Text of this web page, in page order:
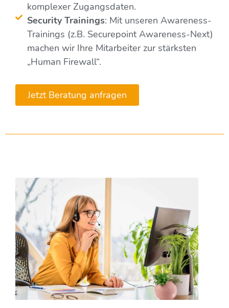
komplexer Zugangsdaten.
Security Trainings: Mit unseren Awareness-
Trainings (z.B. Securepoint Awareness-Next)
machen wir Ihre Mitarbeiter zur stärksten
„Human Firewall“.
Jetzt Beratung anfragen